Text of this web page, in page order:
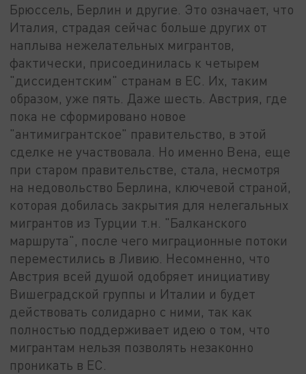
Брюссель, Берлин и другие. Это означает, что
Италия, страдая сейчас больше других от
наплыва нежелательных мигрантов,
фактически, присоединилась к четырем
"диссидентским" странам в ЕС. Их, таким
образом, уже пять. Даже шесть. Австрия, где
пока не сформировано новое
"антимигрантское" правительство, в этой
сделке не участвовала. Но именно Вена, еще
при старом правительстве, стала, несмотря
на недовольство Берлина, ключевой страной,
которая добилась закрытия для нелегальных
мигрантов из Турции т.н. "Балканского
маршрута", после чего миграционные потоки
переместились в Ливию. Несомненно, что
Австрия всей душой одобряет инициативу
Вишеградской группы и Италии и будет
действовать солидарно с ними, так как
полностью поддерживает идею о том, что
мигрантам нельзя позволять незаконно
проникать в ЕС.